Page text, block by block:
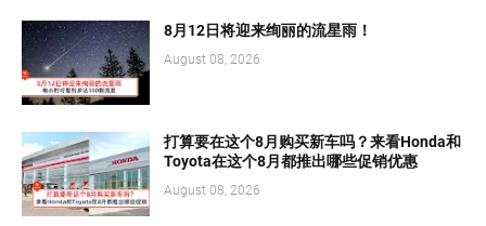
8月12日将迎来绚丽的流星雨！
August 08, 2026
打算要在这个8月购买新车吗？来看Honda和
Toyota在这个8月都推出哪些促销优惠
August 08, 2026